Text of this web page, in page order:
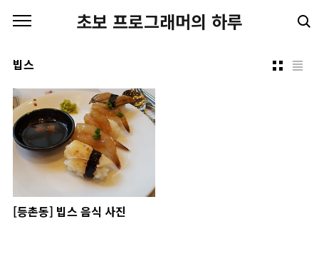
초보 프로그래머의 하루
빕스
[등촌동] 빕스 음식 사진